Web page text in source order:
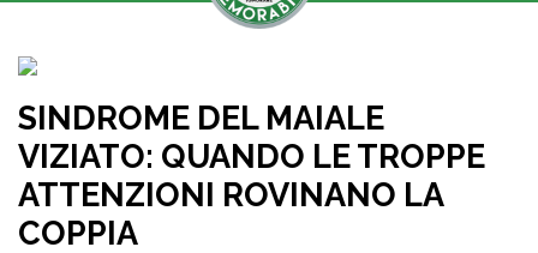
SINDROME DEL MAIALE
VIZIATO: QUANDO LE TROPPE
ATTENZIONI ROVINANO LA
COPPIA